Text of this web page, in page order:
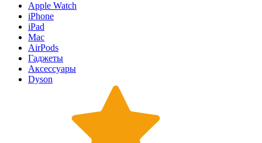
Apple Watch
iPhone
iPad
Mac
AirPods
Гаджеты
Аксессуары
Dyson